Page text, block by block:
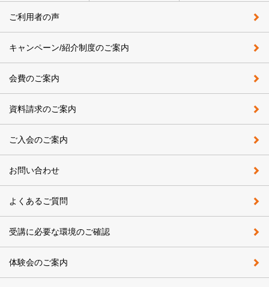
ご利用者の声
キャンペーン/紹介制度のご案内
会費のご案内
資料請求のご案内
ご入会のご案内
お問い合わせ
よくあるご質問
受講に必要な環境のご確認
体験会のご案内